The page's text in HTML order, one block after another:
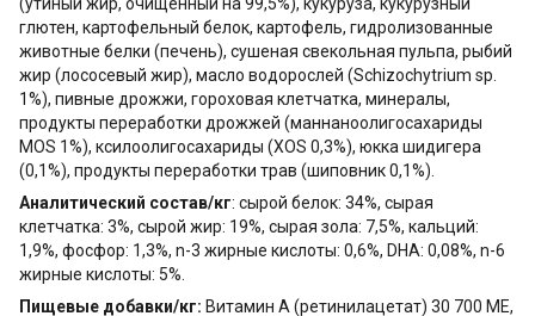
глютен, картофельный белок, картофель, гидролизованные
животные белки (печень), сушеная свекольная пульпа, рыбий
жир (лососевый жир), масло водорослей (Schizochytrium sp.
1%), пивные дрожжи, гороховая клетчатка, минералы,
продукты переработки дрожжей (маннаноолигосахариды
MOS 1%), ксилоолигосахариды (XOS 0,3%), юкка шидигера
(0,1%), продукты переработки трав (шиповник 0,1%).
Аналитический cостав/кг: сырой белок: 34%, сырая
клетчатка: 3%, сырой жир: 19%, сырая зола: 7,5%, кальций:
1,9%, фосфор: 1,3%, n-3 жирные кислоты: 0,6%, DHA: 0,08%, n-6
жирные кислоты: 5%.
Пищевые добавки/кг: Витамин А (ретинилацетат) 30 700 МЕ,